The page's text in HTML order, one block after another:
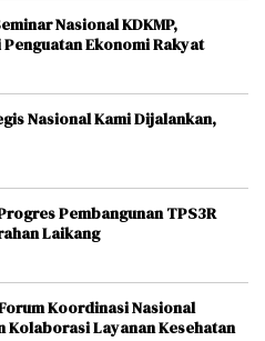
Nasional KDKMP,
Ekonomi Rakyat
Nasional Kami Dijalankan,
Pembangunan TPS3R
Laikang
Koordinasi Nasional
Kolaborasi Layanan Kesehatan